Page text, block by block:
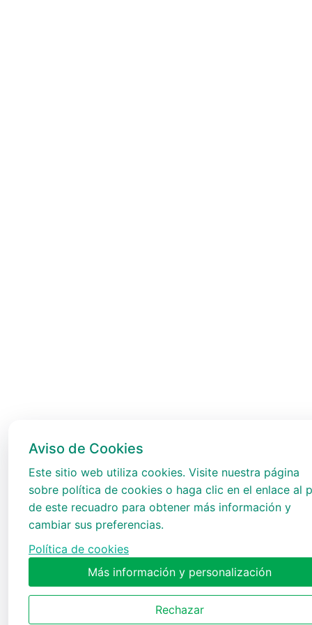
Aviso de Cookies
Este sitio web utiliza cookies. Visite nuestra página
sobre política de cookies o haga clic en el enlace al
de este recuadro para obtener más información y
cambiar sus preferencias.
Política de cookies
Más información y personalización
Rechazar